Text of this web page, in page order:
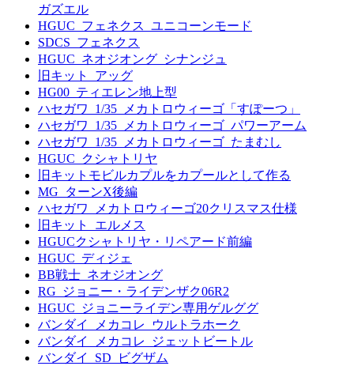
ガズエル
HGUC_フェネクス_ユニコーンモード
SDCS_フェネクス
HGUC_ネオジオング_シナンジュ
旧キット_アッグ
HG00_ティエレン地上型
ハセガワ_1/35_メカトロウィーゴ「すぽーつ」
ハセガワ_1/35_メカトロウィーゴ_パワーアーム
ハセガワ_1/35_メカトロウィーゴ_たまむし
HGUC_クシャトリヤ
旧キットモビルカプルをカプールとして作る
MG_ターンX後編
ハセガワ_メカトロウィーゴ20クリスマス仕様
旧キット_エルメス
HGUCクシャトリヤ・リペアード前編
HGUC_ディジェ
BB戦士_ネオジオング
RG_ジョニー・ライデンザク06R2
HGUC_ジョニーライデン専用ゲルググ
バンダイ_メカコレ_ウルトラホーク
バンダイ_メカコレ_ジェットビートル
バンダイ_SD_ビグザム